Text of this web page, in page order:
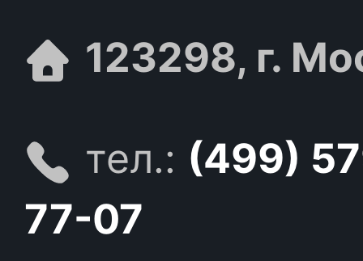
123298, г.
тел.: (499)
77-07